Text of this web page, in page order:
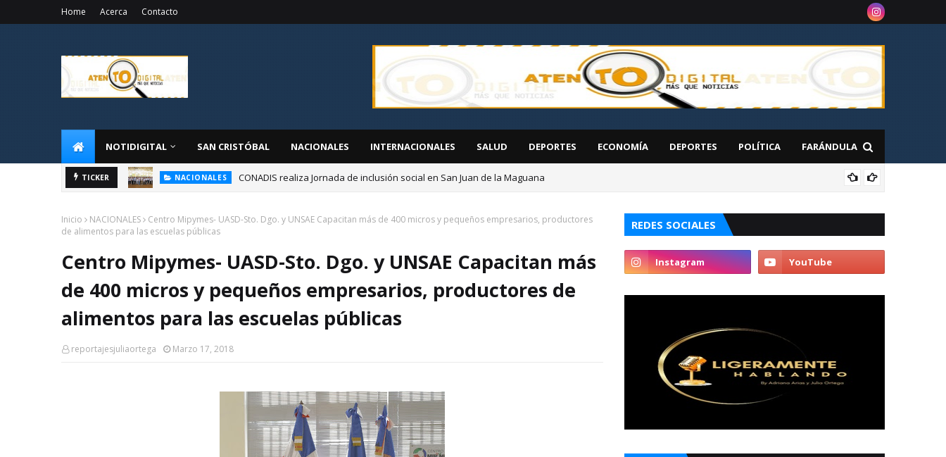
Home Acerca Contacto
NOTIDIGITAL SAN CRISTÓBAL NACIONALES INTERNACIONALES SALUD DEPORTES ECONOMÍA DEPORTES POLÍTICA FARÁNDULA
TICKER NACIONALES Administrador de EGEHID presenta proyectos de desarrollo ante diáspora de San Cristóbal en Nueva York
Inicio NACIONALES
Centro Mipymes- UASD-Sto. Dgo. y UNSAE Capacitan más de 400 micros y pequeños empresarios, productores
de alimentos para las escuelas públicas
Centro Mipymes- UASD-Sto. Dgo. y UNSAE Capacitan más
de 400 micros y pequeños empresarios, productores de
alimentos para las escuelas públicas
reportajesjuliaortega Marzo 17, 2018
REDES SOCIALES